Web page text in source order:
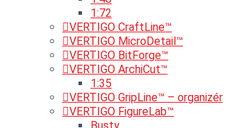
1:72
VERTIGO CraftLine™
VERTIGO MicroDetail™
VERTIGO BitForge™
VERTIGO ArchiCut™
1:35
VERTIGO GripLine™ – organizér
VERTIGO FigureLab™